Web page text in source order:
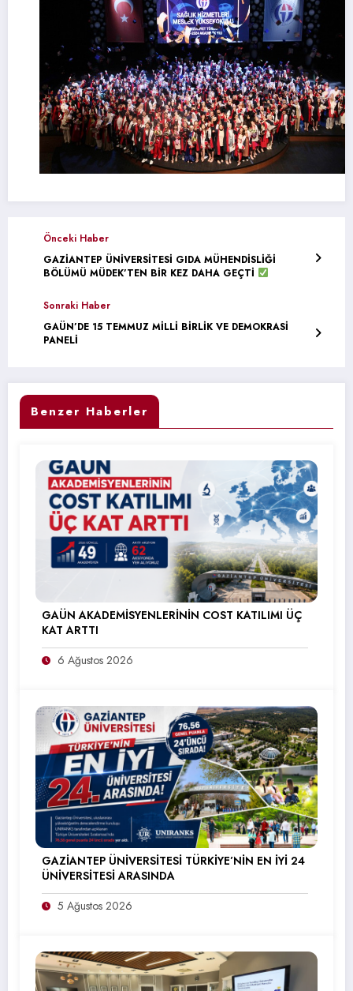
Önceki Haber
GAZİANTEP ÜNİVERSİTESİ GIDA MÜHENDİSLİĞİ
BÖLÜMÜ MÜDEK’TEN BİR KEZ DAHA GEÇTİ
Sonraki Haber
GAÜN’DE 15 TEMMUZ MİLLİ BİRLİK VE DEMOKRASİ
PANELİ
Benzer Haberler
GAÜN AKADEMİSYENLERİNİN COST KATILIMI ÜÇ
KAT ARTTI
6 Ağustos 2026
GAZİANTEP ÜNİVERSİTESİ TÜRKİYE’NİN EN İYİ 24
ÜNİVERSİTESİ ARASINDA
5 Ağustos 2026